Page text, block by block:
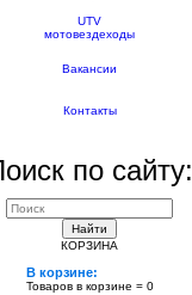
UTV
мотовездеходы
Вакансии
Контакты
по сайту:
Найти
КОРЗИНА
В корзине:
Товаров в корзине = 0